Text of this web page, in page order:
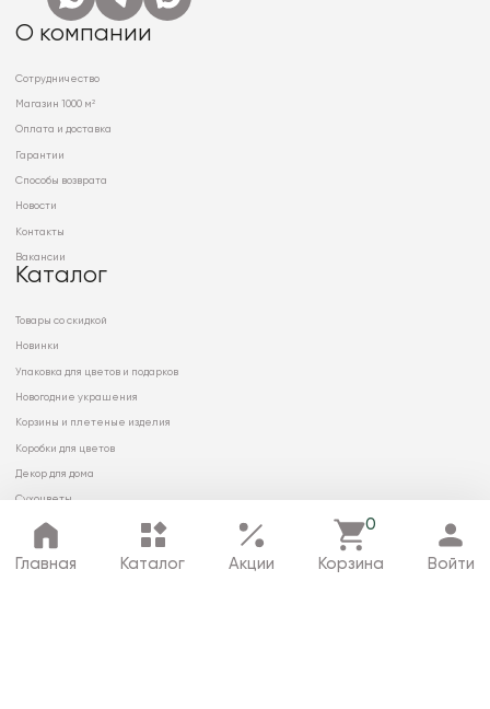
Главная Каталог Акции
0
Корзина Войти
О компании
Сотрудничество
Магазин 1000 м²
Оплата и доставка
Гарантии
Способы возврата
Новости
Контакты
Вакансии
Каталог
Товары со скидкой
Новинки
Упаковка для цветов и подарков
Новогодние украшения
Корзины и плетеные изделия
Коробки для цветов
Декор для дома
Сухоцветы
© 2026 ООО «МИРРЭЙ»